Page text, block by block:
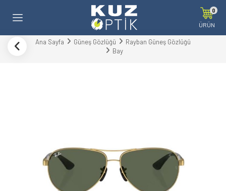
0
ÜRÜN
Ana Sayfa Güneş Gözlüğü
Rayban Güneş Gözlüğü
Bay